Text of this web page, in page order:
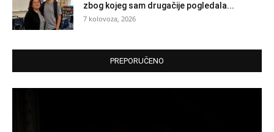
zbog kojeg sam drugačije pogledala...
7 kolovoza, 2026
PREPORUČENO